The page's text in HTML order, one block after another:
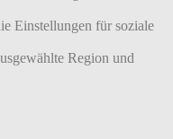
Einstellungen für soziale
Region und